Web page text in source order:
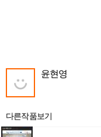
윤현영
다른작품보기